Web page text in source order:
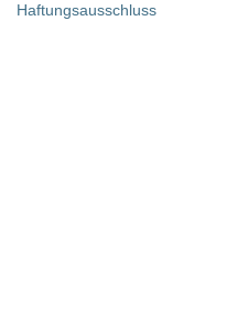
Haftungsausschluss